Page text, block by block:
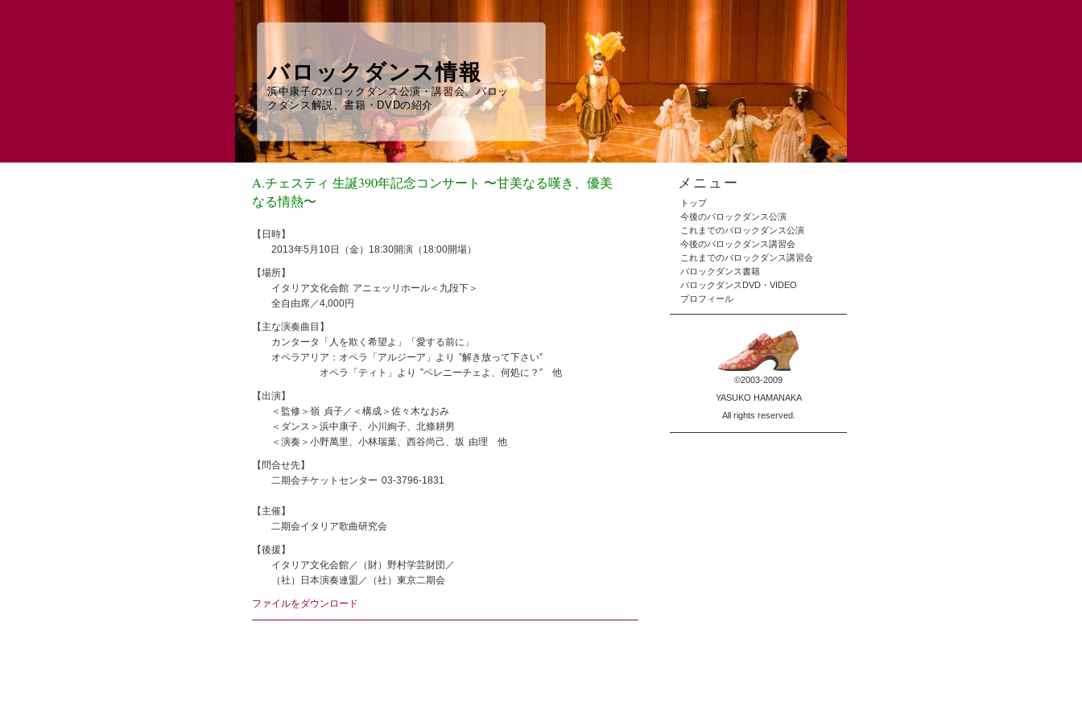
バロックダンス情報
浜中康子のバロックダンス公演・講習会、バロッ
クダンス解説、書籍・DVDの紹介
A.チェスティ 生誕390年記念コンサート 〜甘美なる嘆き、優美
なる情熱〜
【日時】
2013年5月10日（金）18:30開演（18:00開場）
【場所】
イタリア文化会館 アニェッリホール＜九段下＞
全自由席／4,000円
【主な演奏曲目】
カンタータ「人を欺く希望よ」「愛する前に」
オペラアリア：オペラ「アルジーア」より ”解き放って下さい”
オペラ「ティト」より ”ベレニーチェよ、何処に？” 他
【出演】
＜監修＞嶺 貞子／＜構成＞佐々木なおみ
＜ダンス＞浜中康子、小川絢子、北條耕男
＜演奏＞小野萬里、小林瑞葉、西谷尚己、坂 由理 他
【問合せ先】
二期会チケットセンター 03-3796-1831
【主催】
二期会イタリア歌曲研究会
【後援】
イタリア文化会館／（財）野村学芸財団／
（社）日本演奏連盟／（社）東京二期会
ファイルをダウンロード
メニュー
トップ
今後のバロックダンス公演
これまでのバロックダンス公演
今後のバロックダンス講習会
これまでのバロックダンス講習会
バロックダンス書籍
バロックダンスDVD・VIDEO
プロフィール
©2003-2009
YASUKO HAMANAKA
All rights reserved.